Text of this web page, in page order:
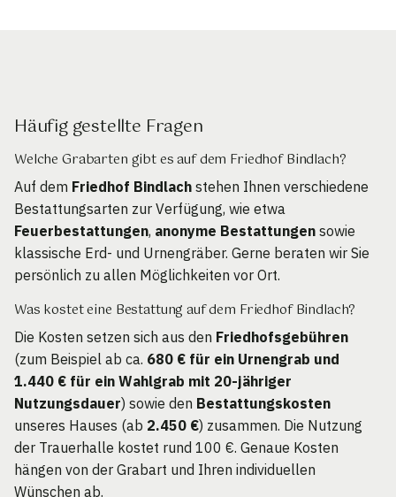
Häufig gestellte Fragen
Welche Grabarten gibt es auf dem Friedhof Bindlach?
Auf dem Friedhof Bindlach stehen Ihnen verschiedene
Bestattungsarten zur Verfügung, wie etwa
Feuerbestattungen, anonyme Bestattungen sowie
klassische Erd- und Urnengräber. Gerne beraten wir Sie
persönlich zu allen Möglichkeiten vor Ort.
Was kostet eine Bestattung auf dem Friedhof Bindlach?
Die Kosten setzen sich aus den Friedhofsgebühren
(zum Beispiel ab ca. 680 € für ein Urnengrab und
1.440 € für ein Wahlgrab mit 20-jähriger
Nutzungsdauer) sowie den Bestattungskosten
unseres Hauses (ab 2.450 €) zusammen. Die Nutzung
der Trauerhalle kostet rund 100 €. Genaue Kosten
hängen von der Grabart und Ihren individuellen
Wünschen ab.